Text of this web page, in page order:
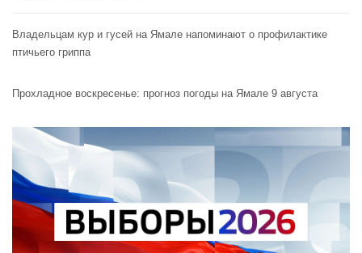
Владельцам кур и гусей на Ямале напоминают o профилактике
птичьего гриппа
Прохладное воскресенье: прогноз погоды на Ямале 9 августа